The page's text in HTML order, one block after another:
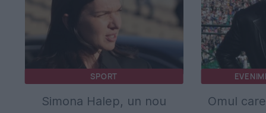
SPORT
Simona Halep, un nou Omul